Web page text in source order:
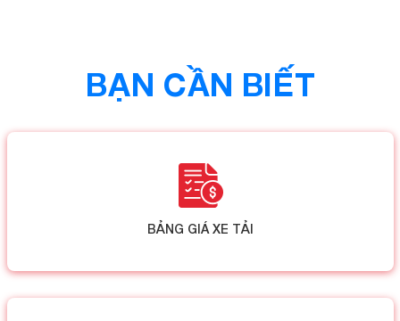
BẠN CẦN BIẾT
BẢNG GIÁ XE TẢI